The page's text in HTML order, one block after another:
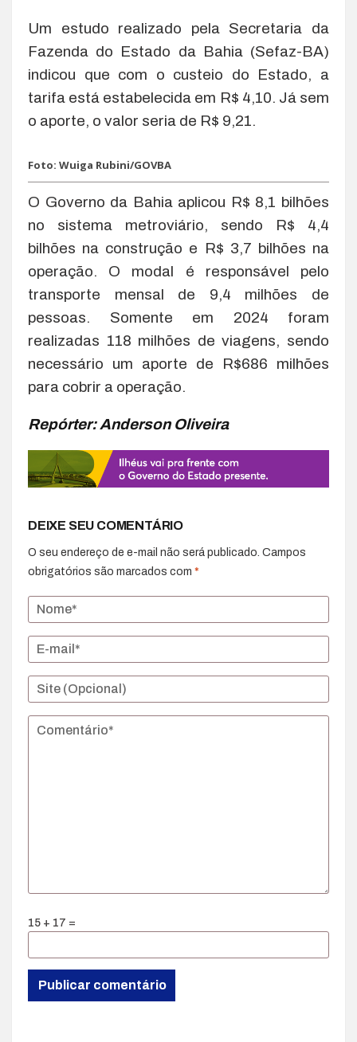
Um estudo realizado pela Secretaria da
Fazenda do Estado da Bahia (Sefaz-BA)
indicou que com o custeio do Estado, a
tarifa está estabelecida em R$ 4,10. Já sem
o aporte, o valor seria de R$ 9,21.
Foto: Wuiga Rubini/GOVBA
O Governo da Bahia aplicou R$ 8,1 bilhões
no sistema metroviário, sendo R$ 4,4
bilhões na construção e R$ 3,7 bilhões na
operação. O modal é responsável pelo
transporte mensal de 9,4 milhões de
pessoas. Somente em 2024 foram
realizadas 118 milhões de viagens, sendo
necessário um aporte de R$686 milhões
para cobrir a operação.
Repórter: Anderson Oliveira
DEIXE SEU COMENTÁRIO
O seu endereço de e-mail não será publicado. Campos
obrigatórios são marcados com *
15 + 17 =